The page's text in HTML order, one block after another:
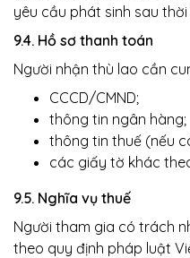
yêu cầu phát sinh sau
9.4. Hồ sơ thanh toán
Người nhận thù lao cần
CCCD/CMND;
thông tin ngân hàng;
thông tin thuế (nếu
các giấy tờ khác
9.5. Nghĩa vụ thuế
Người tham gia có trách
theo quy định pháp luật